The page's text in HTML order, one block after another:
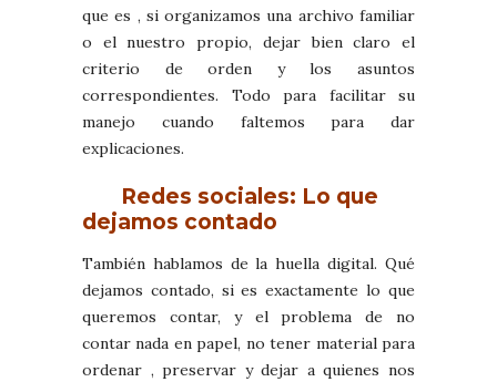
que es , si organizamos una archivo familiar
o el nuestro propio, dejar bien claro el
criterio de orden y los asuntos
correspondientes. Todo para facilitar su
manejo cuando faltemos para dar
explicaciones.
Redes sociales: Lo que
dejamos contado
También hablamos de la huella digital. Qué
dejamos contado, si es exactamente lo que
queremos contar, y el problema de no
contar nada en papel, no tener material para
ordenar , preservar y dejar a quienes nos